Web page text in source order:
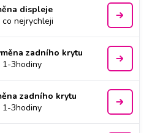
displeje
co nejrychleji
zadního krytu
1-3hodiny
zadního krytu
1-3hodiny